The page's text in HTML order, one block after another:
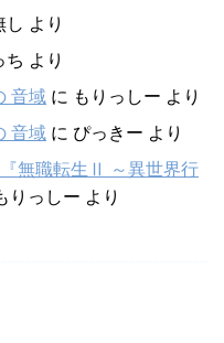
し より
ち より
音域 に もりっしー より
音域 に ぴっきー より
『無職転生Ⅱ ～異世界行
りっしー より